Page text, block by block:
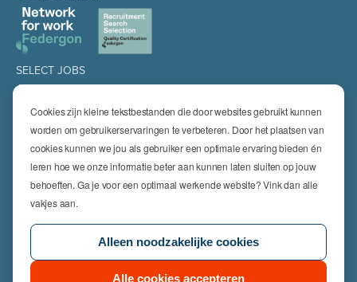
Cookies zijn kleine tekstbestanden die door websites gebruikt kunnen
worden om gebruikerservaringen te verbeteren. Door het plaatsen van
cookies kunnen we jou als gebruiker een optimale ervaring bieden én
leren hoe we onze informatie beter aan kunnen laten sluiten op jouw
behoeften. Ga je voor een optimaal werkende website? Vink dan alle
vakjes aan.
Alleen noodzakelijke cookies
Alle cookies accepteren
SELECT JOBS
Jobs
Job alert
SPECIALISATIES
Technics
High Technics & Engineering
Logistics
Finance & Insurance
Office
HR & Legal